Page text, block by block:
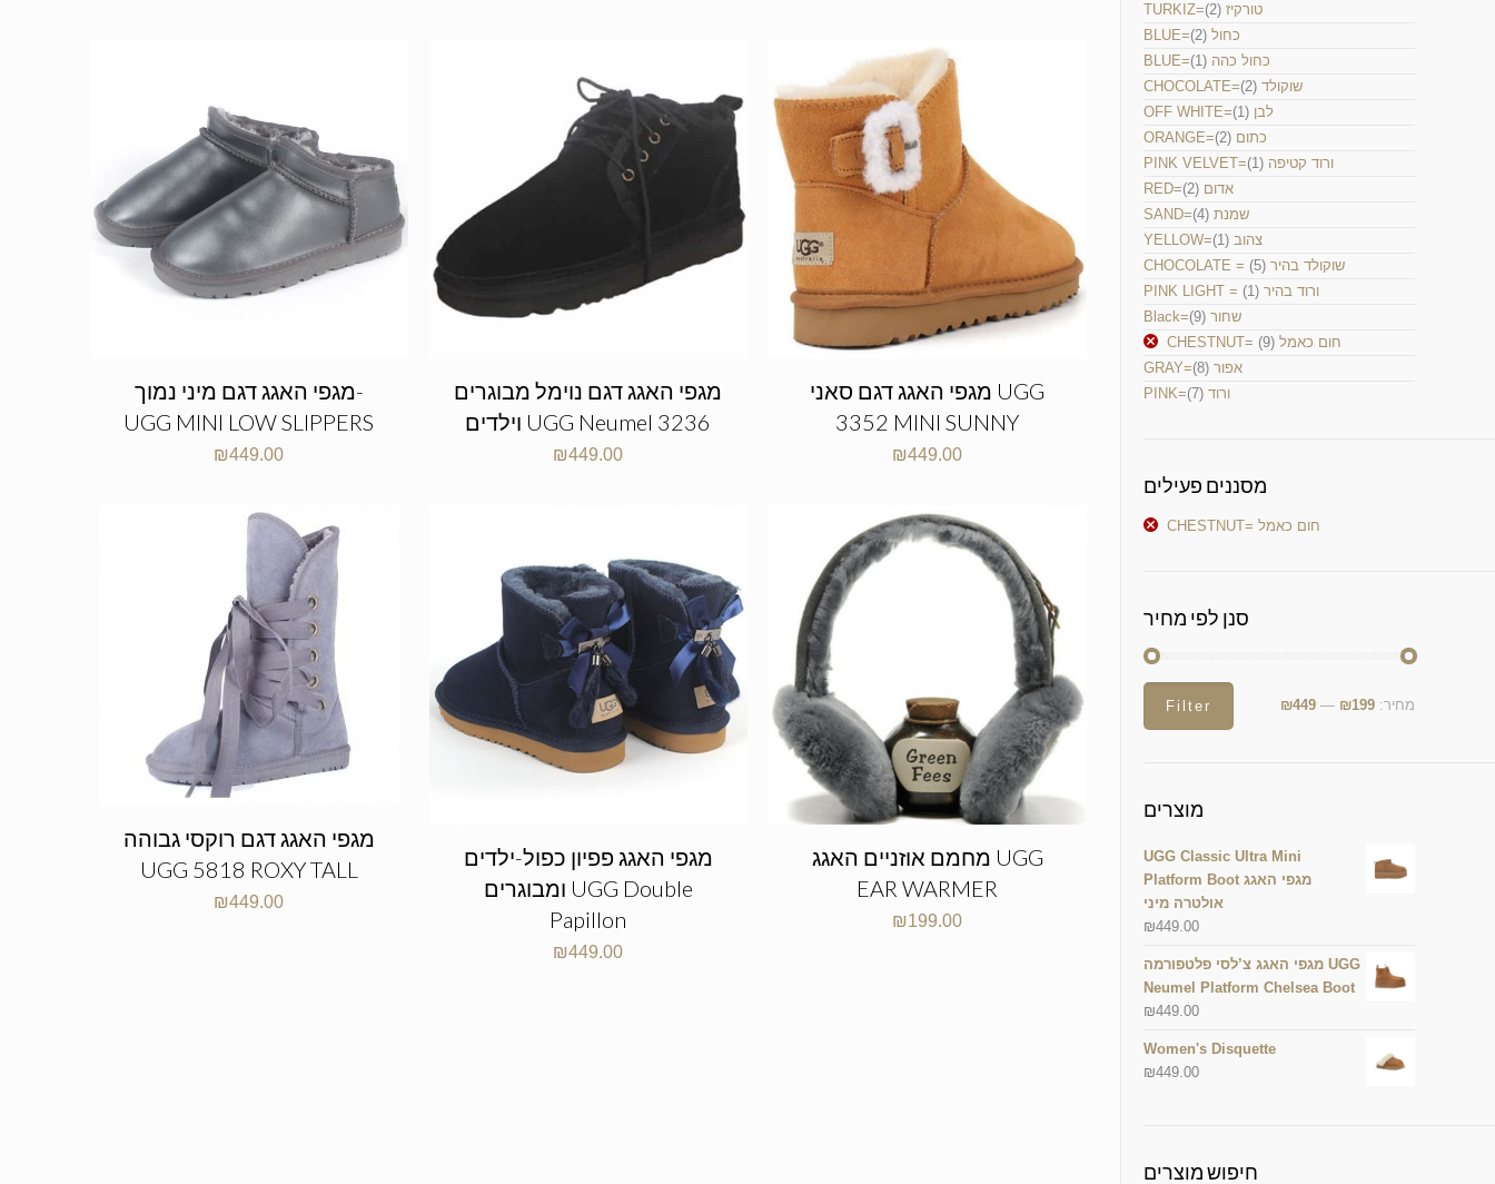
מגפי האגג דגם מיני נמוך-
UGG MINI LOW SLIPPERS
₪449.00
מגפי האגג דגם נוימל מבוגרים
וילדים UGG Neumel 3236
₪449.00
מגפי האגג דגם סאני UGG
3352 MINI SUNNY
₪449.00
מגפי האגג דגם רוקסי גבוהה
UGG 5818 ROXY TALL
₪449.00
מגפי האגג פפיון כפול-ילדים
ומבוגרים UGG Double
Papillon
₪449.00
מחמם אוזניים האגג UGG
EAR WARMER
₪199.00
TURKIZ=טורקיז (2)
BLUE=כחול (2)
BLUE=כחול כהה (1)
CHOCOLATE=שוקולד (2)
OFF WHITE=לבן (1)
ORANGE=כתום (2)
PINK VELVET=ורוד קטיפה (1)
RED=אדום (2)
SAND=שמנת (4)
YELLOW=צהוב (1)
CHOCOLATE = שוקולד בהיר (5)
PINK LIGHT = ורוד בהיר (1)
Black=שחור (9)
CHESTNUT= חום כאמל (9)
GRAY=אפור (8)
PINK=ורוד (7)
מסננים פעילים
CHESTNUT= חום כאמל
סנן לפי מחיר
Filter מחיר: ₪199
—
₪449
מוצרים
UGG Classic Ultra Mini
Platform Boot מגפי האגג
אולטרה מיני
₪449.00
מגפי האגג צ’לסי פלטפורמה UGG
Neumel Platform Chelsea Boot
₪449.00
Women's Disquette
₪449.00
חיפוש מוצרים